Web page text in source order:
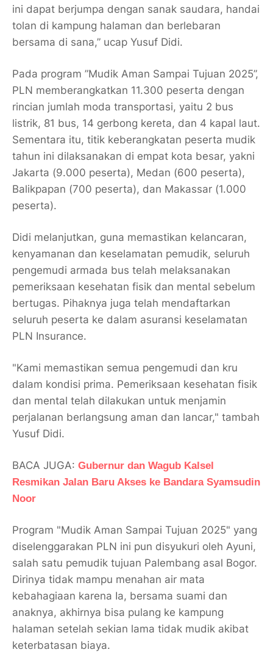
ini dapat berjumpa dengan sanak saudara, handai
tolan di kampung halaman dan berlebaran
bersama di sana,” ucap Yusuf Didi.
Pada program ”Mudik Aman Sampai Tujuan 2025”,
PLN memberangkatkan 11.300 peserta dengan
rincian jumlah moda transportasi, yaitu 2 bus
listrik, 81 bus, 14 gerbong kereta, dan 4 kapal laut.
Sementara itu, titik keberangkatan peserta mudik
tahun ini dilaksanakan di empat kota besar, yakni
Jakarta (9.000 peserta), Medan (600 peserta),
Balikpapan (700 peserta), dan Makassar (1.000
peserta).
Didi melanjutkan, guna memastikan kelancaran,
kenyamanan dan keselamatan pemudik, seluruh
pengemudi armada bus telah melaksanakan
pemeriksaan kesehatan fisik dan mental sebelum
bertugas. Pihaknya juga telah mendaftarkan
seluruh peserta ke dalam asuransi keselamatan
PLN Insurance.
"Kami memastikan semua pengemudi dan kru
dalam kondisi prima. Pemeriksaan kesehatan fisik
dan mental telah dilakukan untuk menjamin
perjalanan berlangsung aman dan lancar," tambah
Yusuf Didi.
BACA JUGA: Gubernur dan Wagub Kalsel
Resmikan Jalan Baru Akses ke Bandara Syamsudin
Noor
Program "Mudik Aman Sampai Tujuan 2025" yang
diselenggarakan PLN ini pun disyukuri oleh Ayuni,
salah satu pemudik tujuan Palembang asal Bogor.
Dirinya tidak mampu menahan air mata
kebahagiaan karena Ia, bersama suami dan
anaknya, akhirnya bisa pulang ke kampung
halaman setelah sekian lama tidak mudik akibat
keterbatasan biaya.